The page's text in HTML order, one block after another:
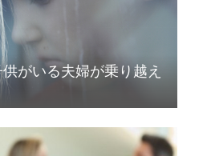
がいる夫婦が乗り越え